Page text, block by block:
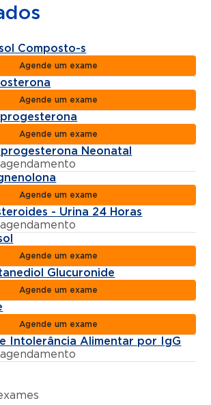
Composto-s
Agende um exame
Agende um exame
Agende um exame
Neonatal
Agende um exame
- Urina 24 Horas
Agende um exame
Glucuronide
Agende um exame
Agende um exame
Intolerância Alimentar por IgG